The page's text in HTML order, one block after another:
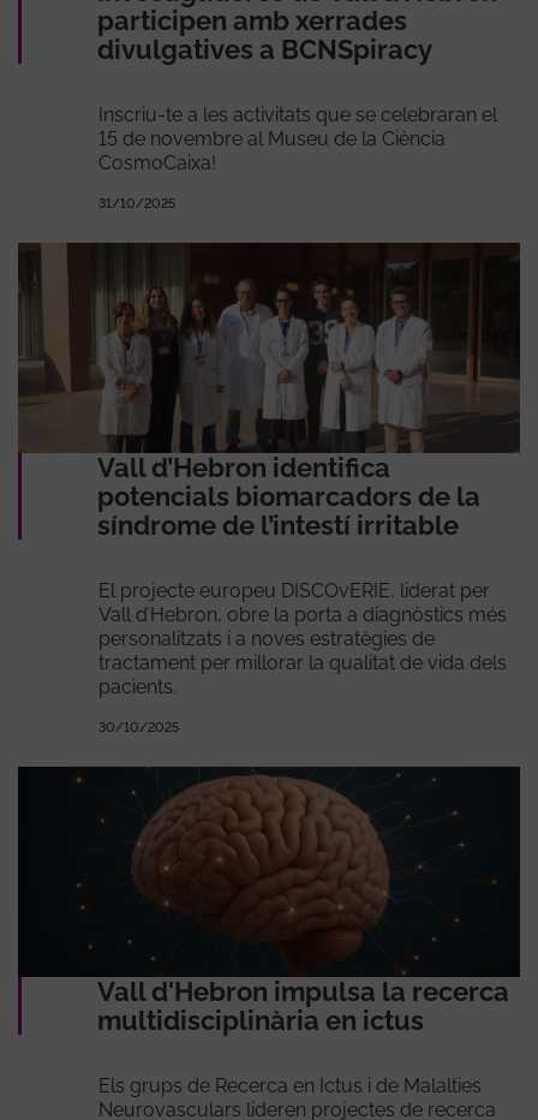
participen amb xerrades
divulgatives a BCNSpiracy
Inscriu-te a les activitats que se celebraran el
15 de novembre al Museu de la Ciència
CosmoCaixa!
31/10/2025
Vall d’Hebron identifica
potencials biomarcadors de la
síndrome de l’intestí irritable
El projecte europeu DISCOvERIE, liderat per
Vall d’Hebron, obre la porta a diagnòstics més
personalitzats i a noves estratègies de
tractament per millorar la qualitat de vida dels
pacients.
30/10/2025
Vall d'Hebron impulsa la recerca
multidisciplinària en ictus
Els grups de Recerca en Ictus i de Malalties
Neurovasculars lideren projectes de recerca